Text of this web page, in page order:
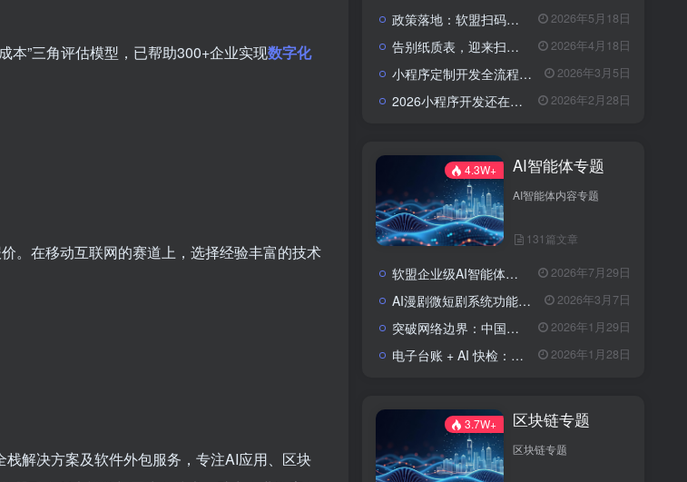
本”三角评估模型，已帮助300+企业实现数字化
。在移动互联网的赛道上，选择经验丰富的技术
解决方案及软件外包服务，专注AI应用、区块
政策落地：软盟扫码入企系统为规范涉企行政检查提供数字化解决方案 2026年5月18日
告别纸质表，迎来扫码风：企业检查开启“数字入企”新篇章 2026年4月18日
小程序定制开发全流程解析：流程、费用与避坑指南 2026年3月5日
2026小程序开发还在东拼西凑？软盟定制方案让你赢在起跑线？ 2026年2月28日
4.3W+ AI智能体专题
AI智能体内容专题
131篇文章
软盟企业级AI智能体定制开发业务全景：从技术交付到场景价值落地 2026年7月29日
AI漫剧微短剧系统功能包括了哪些？ 2026年3月7日
突破网络边界：中国实现全球首次人形机器人低轨卫星自主作业 2026年1月29日
电子台账 + AI 快检：区块链技术如何为农批市场食品安全上“双保险”？ 2026年1月28日
3.7W+ 区块链专题
区块链专题